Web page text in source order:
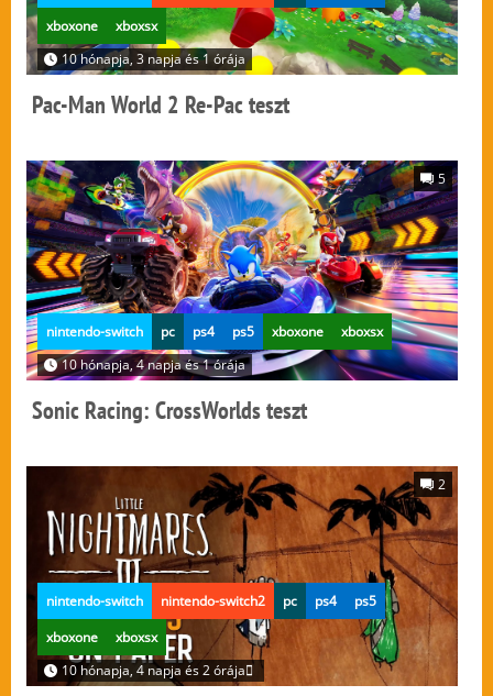
xboxone
xboxsx
10 hónapja, 3 napja és 1 órája
Pac-Man World 2 Re-Pac teszt
5
nintendo-switch pc ps4 ps5 xboxone
xboxsx
10 hónapja, 4 napja és 1 órája
Sonic Racing: CrossWorlds teszt
2
nintendo-switch nintendo-switch2 pc ps4
ps5
xboxone
xboxsx
10 hónapja, 4 napja és 2 órája